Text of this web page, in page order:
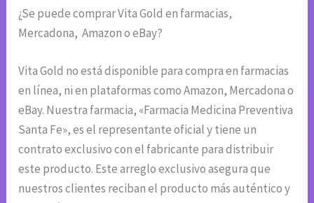
¿Se puede comprar Vita Gold en farmacias,
Mercadona, Amazon o eBay?
Vita Gold no está disponible para compra en farmacias
en línea, ni en plataformas como Amazon, Mercadona o
eBay. Nuestra farmacia, «Farmacia Medicina Preventiva
Santa Fe», es el representante oficial y tiene un
contrato exclusivo con el fabricante para distribuir
este producto. Este arreglo exclusivo asegura que
nuestros clientes reciban el producto más auténtico y